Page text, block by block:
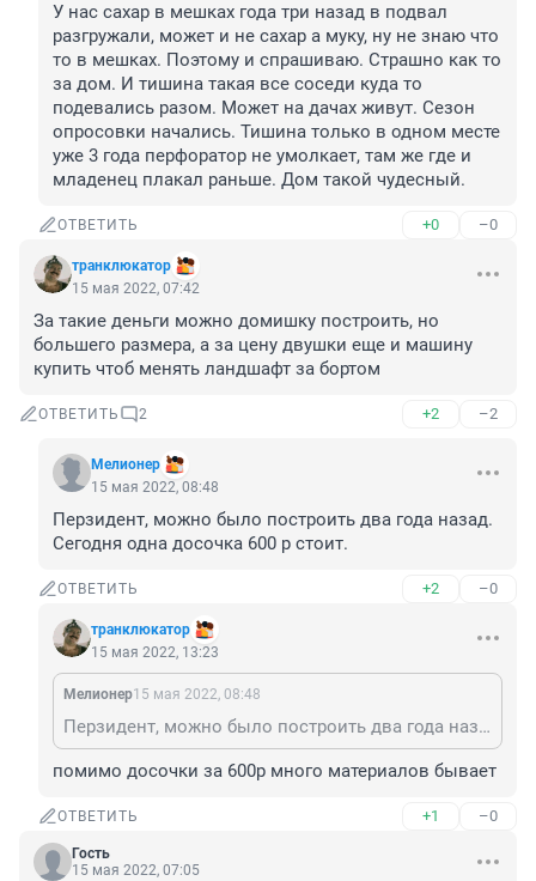
У нас сахар в мешках года три назад в подвал
разгружали, может и не сахар а муку, ну не знаю что
то в мешках. Поэтому и спрашиваю. Страшно как то
за дом. И тишина такая все соседи куда то
подевались разом. Может на дачах живут. Сезон
опросовки начались. Тишина только в одном месте
уже 3 года перфоратор не умолкает, там же где и
младенец плакал раньше. Дом такой чудесный.
ОТВЕТИТЬ +0 –0
транклюкатор
15 мая 2022, 07:42
За такие деньги можно домишку построить, но
большего размера, а за цену двушки еще и машину
купить чтоб менять ландшафт за бортом
ОТВЕТИТЬ 2 +2 –2
Мелионер
15 мая 2022, 08:48
Перзидент, можно было построить два года назад.
Сегодня одна досочка 600 р стоит.
ОТВЕТИТЬ +2 –0
транклюкатор
15 мая 2022, 13:23
Мелионер15 мая 2022, 08:48
Перзидент, можно было построить два года назад. Сегодня одна досочка 600 р стоит.
помимо досочки за 600р много материалов бывает
ОТВЕТИТЬ +1 –0
Гость
15 мая 2022, 07:05